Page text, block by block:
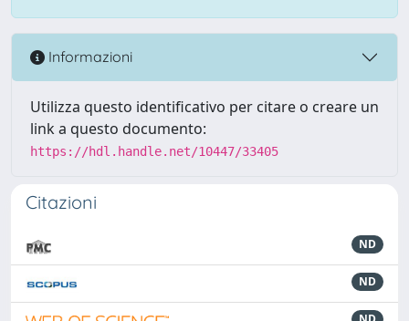
Informazioni
Utilizza questo identificativo per citare o creare un
link a questo documento:
https://hdl.handle.net/10447/33405
Citazioni
ND
ND